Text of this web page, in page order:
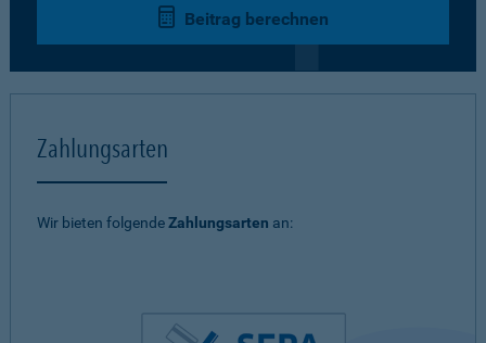
Beitrag berechnen
Zahlungsarten
Wir bieten folgendeZahlungsarten an: